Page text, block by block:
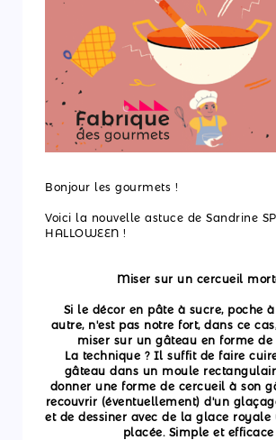
ateliers
Qui
sommes-
nous ?
nous
Bonjour les gourmets !
Voici la nouvelle astuce de Sandrine
HALLOWEEN !
Miser sur un cercueil
Si le décor en pâte à sucre, poche
autre, n'est pas notre fort, dans ce
miser sur un gâteau en forme de
La technique ? Il suffit de faire
gâteau dans un moule
donner une forme de cercueil à son
recouvrir (éventuellement) d'un
et de dessiner avec de la glace royale
placée. Simple et efficace